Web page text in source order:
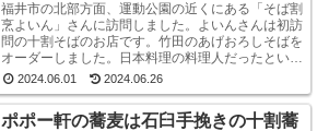
福井市の北部方面、運動公園の近くにある「そば割
烹よいん」さんに訪問しました。よいんさんは初訪
問の十割そばのお店です。竹田のあげおろしそばを
オーダーしました。日本料理の料理人だったという
店主が蕎麦屋として運営されています。メニューは
蕎麦屋らし...
2024.06.01 2024.06.26
ポポー軒の蕎麦は石臼手挽きの十割蕎